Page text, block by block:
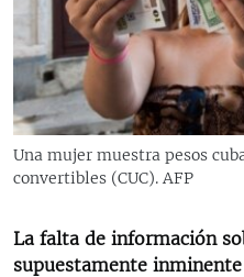
RADIO MARTÍ
ESPECIALES
ESPECIALES
LA REALIDAD DE LA
SER VIEJO EN CUBA
LOS SANTOS DE HIALEAH
MULTIMEDIA
EDITORIALES
Una mujer muestra pesos
convertibles (CUC). AFP
La falta de información
supuestamente